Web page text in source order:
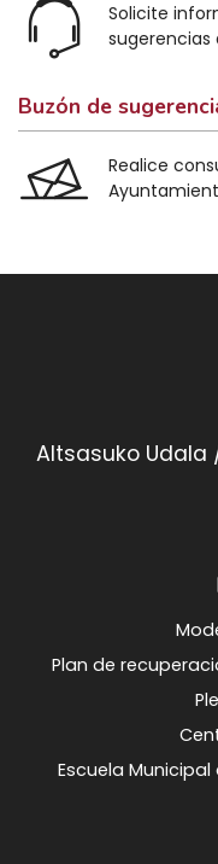
Solicite
sugerencias
Buzón de
Realice
Altsasuko
Plan de
Escuela